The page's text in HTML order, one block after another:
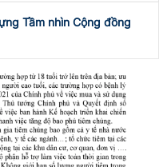
Tầm nhìn Cộng đồng